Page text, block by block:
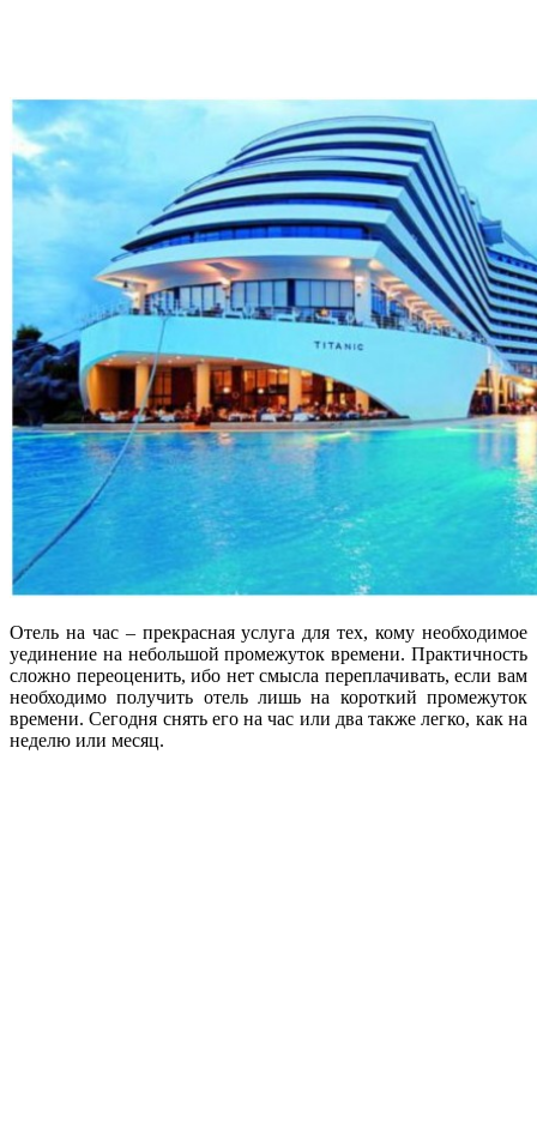
Отель на час – прекрасная услуга для тех, кому необходимое
уединение на небольшой промежуток времени. Практичность
сложно переоценить, ибо нет смысла переплачивать, если вам
необходимо получить отель лишь на короткий промежуток
времени. Сегодня снять его на час или два также легко, как на
неделю или месяц.